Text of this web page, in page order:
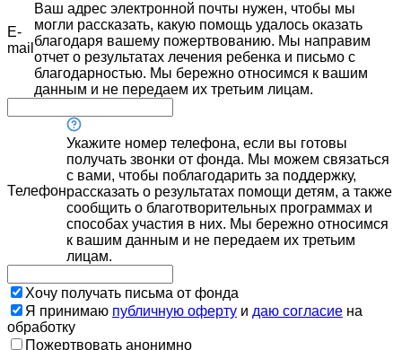
E-
mail
Ваш адрес электронной почты нужен, чтобы мы
могли рассказать, какую помощь удалось оказать
благодаря вашему пожертвованию. Мы направим
отчет о результатах лечения ребенка и письмо с
благодарностью. Мы бережно относимся к вашим
данным и не передаем их третьим лицам.
Телефон
Укажите номер телефона, если вы готовы
получать звонки от фонда. Мы можем связаться
с вами, чтобы поблагодарить за поддержку,
рассказать о результатах помощи детям, а также
сообщить о благотворительных программах и
способах участия в них. Мы бережно относимся
к вашим данным и не передаем их третьим
лицам.
Хочу получать письма от фонда
Я принимаю публичную оферту и даю согласие на
обработку
Пожертвовать анонимно